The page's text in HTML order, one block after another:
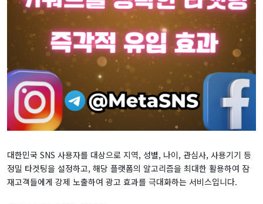
대한민국 SNS 사용자를 대상으로 지역, 성별, 나이, 관심사, 사용기기 등
정밀 타겟팅을 설정하고, 해당 플랫폼의 알고리즘을 최대한 활용하여 잠
재고객들에게 강제 노출하여 광고 효과를 극대화하는 서비스입니다.